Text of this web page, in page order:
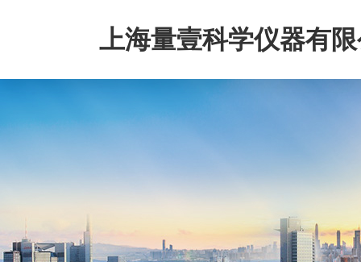
上海量壹科学仪器有